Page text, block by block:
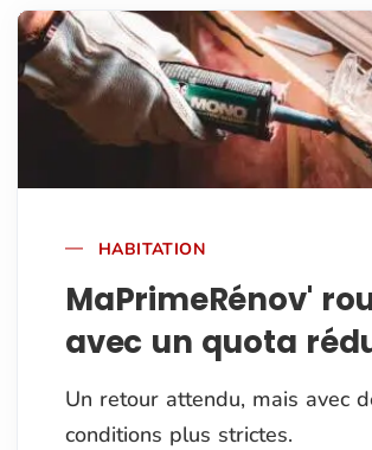
HABITATION
MaPrimeRénov'
avec un quota
Un retour attendu, mais avec
conditions plus strictes.